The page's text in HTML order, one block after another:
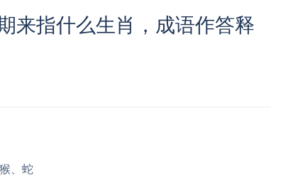
来指什么生肖，成语作答释
、蛇